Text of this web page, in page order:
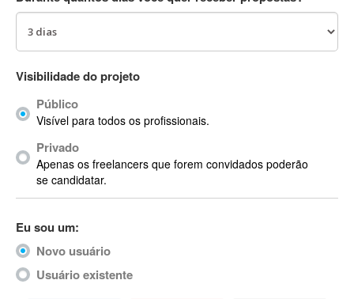
ACID Pro
ACPI
Acrobat
Acrobat X
Acronis
ACT
Actimize
ActionScript
ActionScript 3
Visibilidade do projeto
Público
Visível para todos os profissionais.
Privado
Apenas os freelancers que forem convidados poderão
se candidatar.
Eu sou um:
Novo usuário
Usuário existente